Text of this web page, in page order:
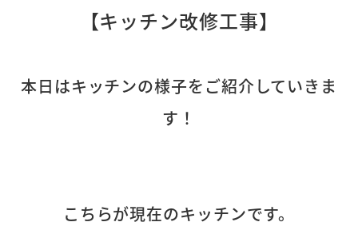
【キッチン改修工事】
本日はキッチンの様子をご紹介していきま
す！
こちらが現在のキッチンです。